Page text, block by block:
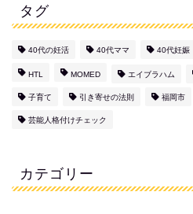
タグ
40代の妊活 40代ママ 40代妊娠
HTL MOMED エイブラハム
子育て 引き寄せの法則 福岡市
芸能人格付けチェック
カテゴリー